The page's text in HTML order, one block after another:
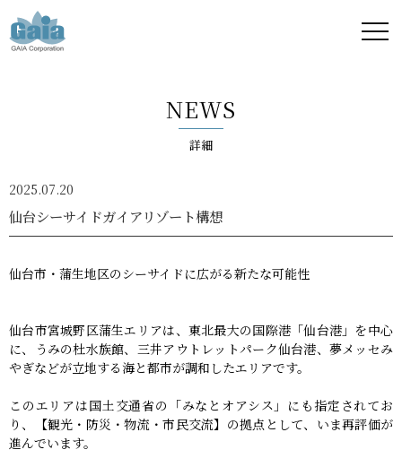
ア -
GAIA
Corporation
NEWS
詳細
2025.07.20
仙台シーサイドガイアリゾート構想
仙台市・蒲生地区のシーサイドに広がる新たな可能性
仙台市宮城野区蒲生エリアは、東北最大の国際港「仙台港」を中心
に、うみの杜水族館、三井アウトレットパーク仙台港、夢メッセみ
やぎなどが立地する海と都市が調和したエリアです。
このエリアは国土交通省の「みなとオアシス」にも指定されてお
り、【観光・防災・物流・市民交流】の拠点として、いま再評価が
進んでいます。